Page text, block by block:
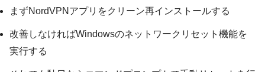
まずNordVPNアプリをクリーン再インストールする
改善しなければWindowsのネットワークリセット機能を
実行する